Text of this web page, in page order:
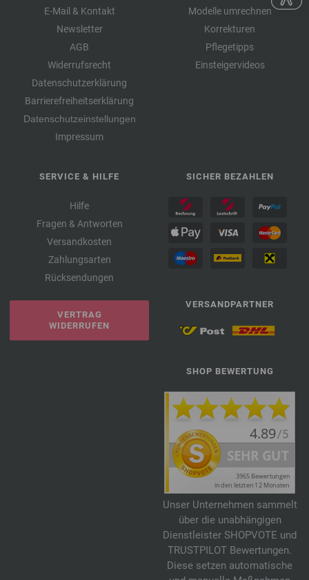
E-Mail & Kontakt
Newsletter
AGB
Widerrufsrecht
Datenschutzerklärung
Barrierefreiheitserklärung
Datenschutzeinstellungen
Impressum
Modelle umrechnen
Korrekturen
Pflegetipps
Einsteigervideos
SERVICE & HILFE
Hilfe
Fragen & Antworten
Versandkosten
Zahlungsarten
Rücksendungen
VERTRAG
WIDERRUFEN
SICHER BEZAHLEN
VERSANDPARTNER
SHOP BEWERTUNG
Unser Unternehmen sammelt
über die unabhängigen
Dienstleister SHOPVOTE und
TRUSTPILOT Bewertungen.
Diese setzen automatische